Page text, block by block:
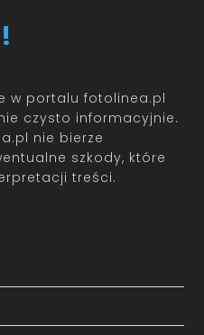
w portalu fotolinea.pl
czysto informacyjnie.
nie bierze
szkody, które
treści.